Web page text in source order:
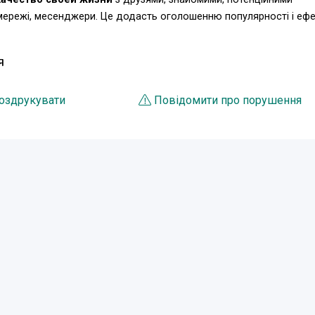
месенджери. Це додасть оголошенню популярності і
Повідомити про порушення